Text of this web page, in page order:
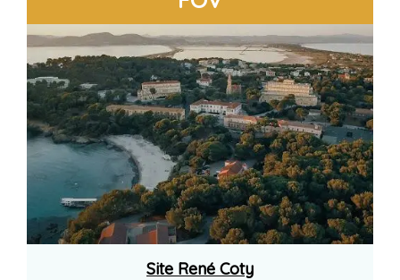
Site René Coty